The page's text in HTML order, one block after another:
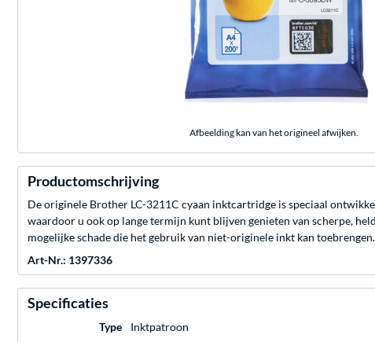
Afbeelding kan van het origineel afwijken.
Productomschrijving
De originele Brother LC-3211C cyaan inktcartridge is speciaal
waardoor u ook op lange termijn kunt blijven genieten van scherpe,
mogelijke schade die het gebruik van niet-originele inkt kan toebrengen.
Art-Nr.: 1397336
Specificaties
Type
Inktpatroon